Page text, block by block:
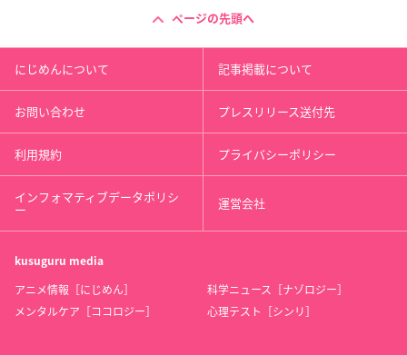
ページの先頭へ
にじめんについて 記事掲載について
お問い合わせ プレスリリース送付先
利用規約 プライバシーポリシー
インフォマティブデータポリシ
ー 運営会社
kusuguru media
アニメ情報［にじめん］
科学ニュース［ナゾロジー］
メンタルケア［ココロジー］
心理テスト［シンリ］